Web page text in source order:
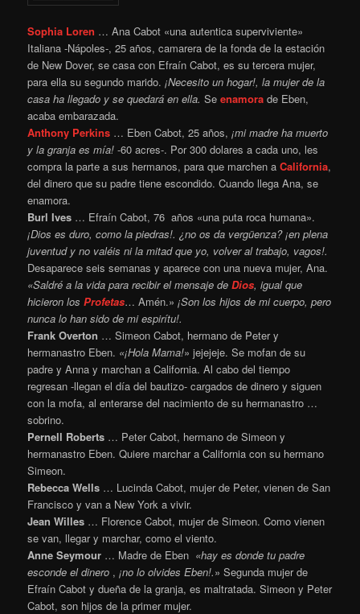
Sophia Loren … Ana Cabot «una autentica superviviente»
Italiana -Nápoles-, 25 años, camarera de la fonda de la estación
de New Dover, se casa con Efraín Cabot, es su tercera mujer,
para ella su segundo marido. ¡Necesito un hogar!, la mujer de la
casa ha llegado y se quedará en ella. Seenamora de Eben,
acaba embarazada.
Anthony Perkins … Eben Cabot, 25 años, ¡mi madre ha muerto
y la granja es mía! -60 acres-. Por 300 dolares a cada uno, les
compra la parte a sus hermanos, para que marchen aCalifornia,
del dinero que su padre tiene escondido. Cuando llega Ana, se
enamora.
Burl Ives … Efraín Cabot, 76 años «una puta roca humana».
¡Dios es duro, como la piedras!. ¿no os da vergüenza? ¡en plena
juventud y no valéis ni la mitad que yo, volver al trabajo, vagos!.
Desaparece seis semanas y aparece con una nueva mujer, Ana.
«Saldré a la vida para recibir el mensaje deDios, igual que
hicieron losProfetas… Amén.» ¡Son los hijos de mi cuerpo, pero
nunca lo han sido de mi espirítu!.
Frank Overton … Simeon Cabot, hermano de Peter y
hermanastro Eben. «¡Hola Mama!» jejejeje. Se mofan de su
padre y Anna y marchan a California. Al cabo del tiempo
regresan -llegan el día del bautizo- cargados de dinero y siguen
con la mofa, al enterarse del nacimiento de su hermanastro …
sobrino.
Pernell Roberts … Peter Cabot, hermano de Simeon y
hermanastro Eben. Quiere marchar a California con su hermano
Simeon.
Rebecca Wells … Lucinda Cabot, mujer de Peter, vienen de San
Francisco y van a New York a vivir.
Jean Willes … Florence Cabot, mujer de Simeon. Como vienen
se van, llegar y marchar, como el viento.
Anne Seymour … Madre de Eben «hay es donde tu padre
esconde el dinero , ¡no lo olvides Eben!.» Segunda mujer de
Efraín Cabot y dueña de la granja, es maltratada. Simeon y Peter
Cabot, son hijos de la primer mujer.